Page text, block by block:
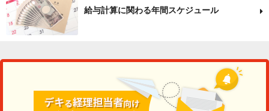
給与計算に関わる年間スケジュール